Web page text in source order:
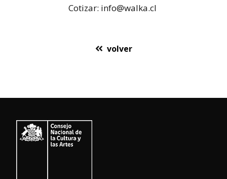
Cotizar: info@walka.cl
 volver